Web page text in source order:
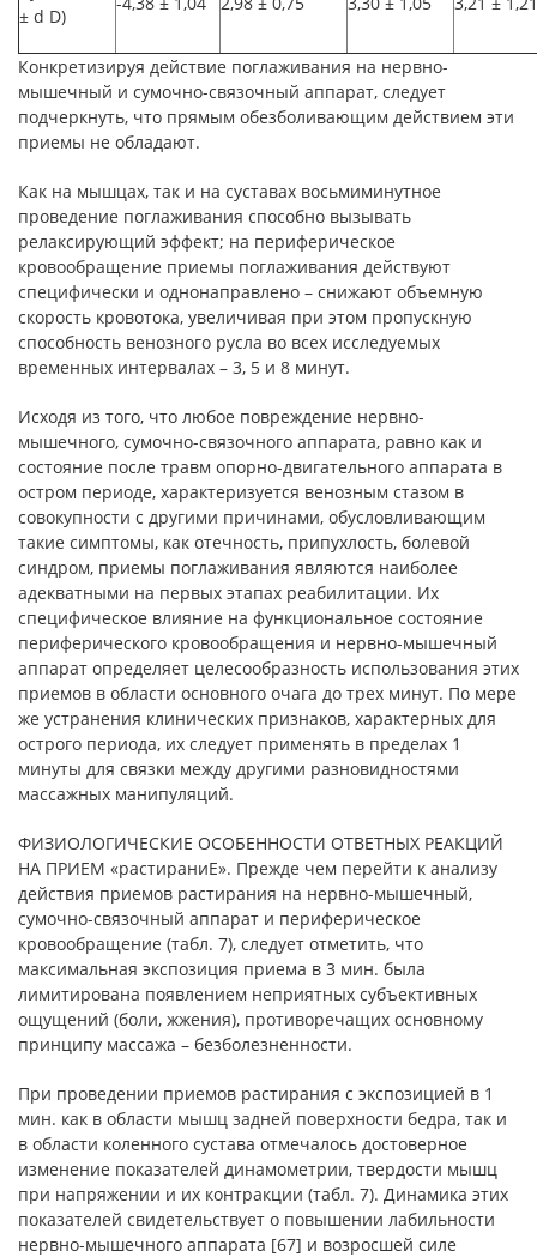
± d D)
Конкретизируя действие поглаживания на нервно-
мышечный и сумочно-связочный аппарат, следует
подчеркнуть, что прямым обезболивающим действием эти
приемы не обладают.
Как на мышцах, так и на суставах восьмиминутное
проведение поглаживания способно вызывать
релаксирующий эффект; на периферическое
кровообращение приемы поглаживания действуют
специфически и однонаправлено – снижают объемную
скорость кровотока, увеличивая при этом пропускную
способность венозного русла во всех исследуемых
временных интервалах – 3, 5 и 8 минут.
Исходя из того, что любое повреждение нервно-
мышечного, сумочно-связочного аппарата, равно как и
состояние после травм опорно-двигательного аппарата в
остром периоде, характеризуется венозным стазом в
совокупности с другими причинами, обусловливающим
такие симптомы, как отечность, припухлость, болевой
синдром, приемы поглаживания являются наиболее
адекватными на первых этапах реабилитации. Их
специфическое влияние на функциональное состояние
периферического кровообращения и нервно-мышечный
аппарат определяет целесообразность использования этих
приемов в области основного очага до трех минут. По мере
же устранения клинических признаков, характерных для
острого периода, их следует применять в пределах 1
минуты для связки между другими разновидностями
массажных манипуляций.
ФИЗИОЛОГИЧЕСКИЕ ОСОБЕННОСТИ ОТВЕТНЫХ РЕАКЦИЙ
НА ПРИЕМ «растираниЕ». Прежде чем перейти к анализу
действия приемов растирания на нервно-мышечный,
сумочно-связочный аппарат и периферическое
кровообращение (табл. 7), следует отметить, что
максимальная экспозиция приема в 3 мин. была
лимитирована появлением неприятных субъективных
ощущений (боли, жжения), противоречащих основному
принципу массажа – безболезненности.
При проведении приемов растирания с экспозицией в 1
мин. как в области мышц задней поверхности бедра, так и
в области коленного сустава отмечалось достоверное
изменение показателей динамометрии, твердости мышц
при напряжении и их контракции (табл. 7). Динамика этих
показателей свидетельствует о повышении лабильности
нервно-мышечного аппарата [67] и возросшей силе